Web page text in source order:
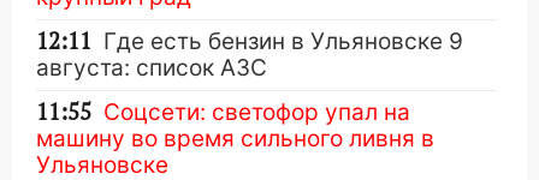
12:11 Где есть бензин в Ульяновске 9
августа: список АЗС
11:55 Соцсети: светофор упал на
машину во время сильного ливня в
Ульяновске